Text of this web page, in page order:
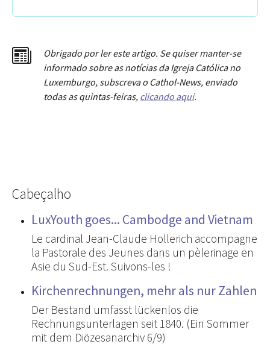
Obrigado por ler este artigo. Se quiser manter-se
informado sobre as notícias da Igreja Católica no
Luxemburgo, subscreva o Cathol-News, enviado
todas as quintas-feiras, clicando aqui.
Cabeçalho
LuxYouth goes... Cambodge and Vietnam
Le cardinal Jean-Claude Hollerich accompagne
la Pastorale des Jeunes dans un pèlerinage en
Asie du Sud-Est. Suivons-les !
Kirchenrechnungen, mehr als nur Zahlen
Der Bestand umfasst lückenlos die
Rechnungsunterlagen seit 1840. (Ein Sommer
mit dem Diözesanarchiv 6/9)